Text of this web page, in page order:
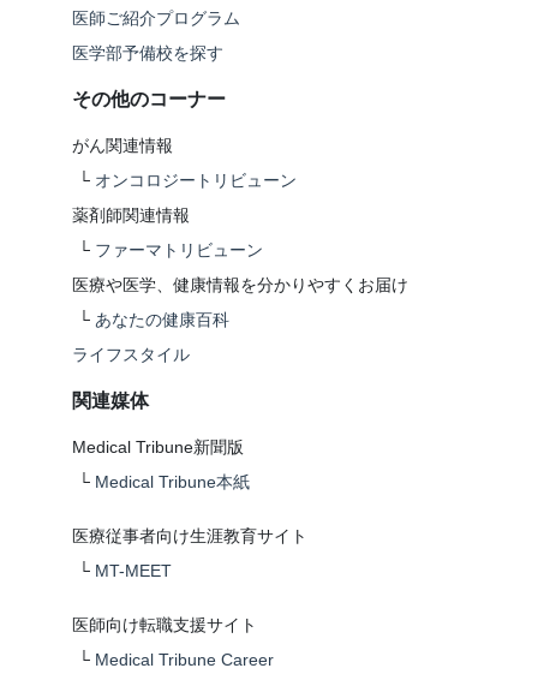
医師ご紹介プログラム
医学部予備校を探す
その他のコーナー
がん関連情報
└ オンコロジートリビューン
薬剤師関連情報
└ ファーマトリビューン
医療や医学、健康情報を分かりやすくお届け
└ あなたの健康百科
ライフスタイル
関連媒体
Medical Tribune新聞版
└ Medical Tribune本紙
医療従事者向け生涯教育サイト
└ MT-MEET
医師向け転職支援サイト
└ Medical Tribune Career